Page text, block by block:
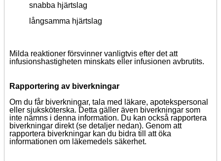
snabba hjärtslag
långsamma hjärtslag
Milda reaktioner försvinner vanligtvis efter det att
infusionshastigheten minskats eller infusionen avbrutits.
Rapportering av biverkningar
Om du får biverkningar, tala med läkare, apotekspersonal
eller sjuksköterska. Detta gäller även biverkningar som
inte nämns i denna information. Du kan också rapportera
biverkningar direkt (se detaljer nedan). Genom att
rapportera biverkningar kan du bidra till att öka
informationen om läkemedels säkerhet.